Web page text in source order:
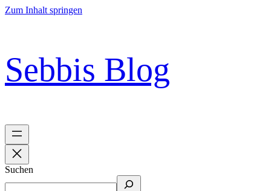
Zum Inhalt springen
Sebbis Blog
Suchen